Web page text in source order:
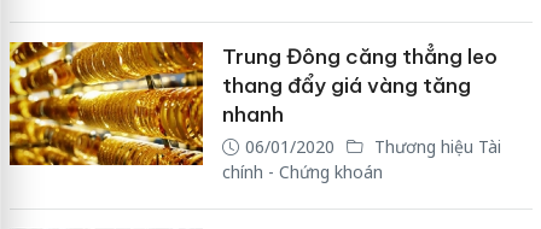
Trung Đông căng thẳng leo
thang đẩy giá vàng tăng
nhanh
06/01/2020
Thương hiệu Tài
chính - Chứng khoán